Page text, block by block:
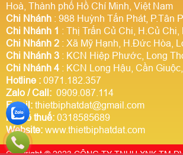
Hoà, Thành phố Hồ Chí Minh, Việt Nam
Chi Nhánh : 988 Huỳnh Tấn Phát, P.Tân
Chi Nhánh 1 : Thị Trấn Củ Chi, H.Củ Chi,
Chi Nhánh 2 : Xã Mỹ Hạnh, H.Đức Hòa,
Chi Nhánh 3 : KCN Hiệp Phước, Long
Chi Nhánh 4 : KCN Long Hậu, Cần
Hotline : 0971.182.357
Zalo / Call: 0909.087.114
Email: thietbiphatdat@gmail.com
Mã số thuế: 0318585689
Website: www.thietbiphatdat.com